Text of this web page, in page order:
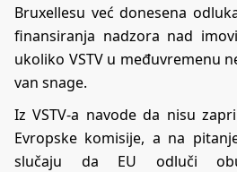
Bruxellesu već donesena
finansiranja nadzora nad
ukoliko VSTV u međuvremenu
van snage.
Iz VSTV-a navode da nisu
Evropske komisije, a na
slučaju da EU odluči